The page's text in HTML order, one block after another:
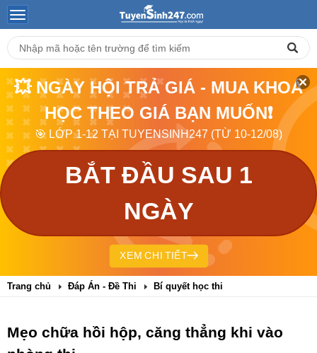
💥 NGÀY HỘI TRẢ GIÁ - MUA KHOÁ
HỌC THEO GIÁ BẠN MUỐN❗
🎯 LỚP 1-12 TẠI TUYENSINH247 (TỪ 10-12/08)
BẮT ĐẦU SAU 1
NGÀY
XEM CHI TIẾT
Trang chủ Đáp Án - Đề Thi Bí quyết học thi
Mẹo chữa hồi hộp, căng thẳng khi vào